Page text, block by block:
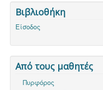
Βιβλιοθήκη
Είσοδος
Από τους μαθητές
Πυρφόρος